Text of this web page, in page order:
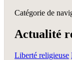
Catégorie de
Actualité
Liberté religieuse